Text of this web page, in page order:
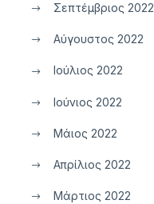
Σεπτέμβριος 2022
Αύγουστος 2022
Ιούλιος 2022
Ιούνιος 2022
Μάιος 2022
Απρίλιος 2022
Μάρτιος 2022